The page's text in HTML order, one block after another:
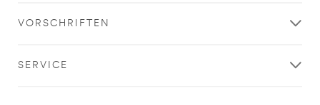
VORSCHRIFTEN
SERVICE